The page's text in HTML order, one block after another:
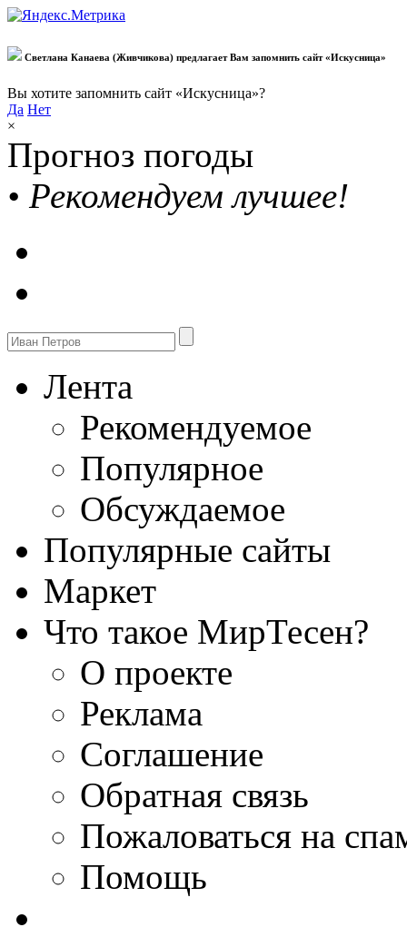
Светлана Канаева (Живчикова) предлагает Вам запомнить сайт «Искусница»
Вы хотите запомнить сайт «Искусница»?
Да Нет
×
Прогноз погоды
• Рекомендуем лучшее!
Лента
Рекомендуемое
Популярное
Обсуждаемое
Популярные сайты
Маркет
Что такое МирТесен?
О проекте
Реклама
Соглашение
Обратная связь
Пожаловаться на
Помощь